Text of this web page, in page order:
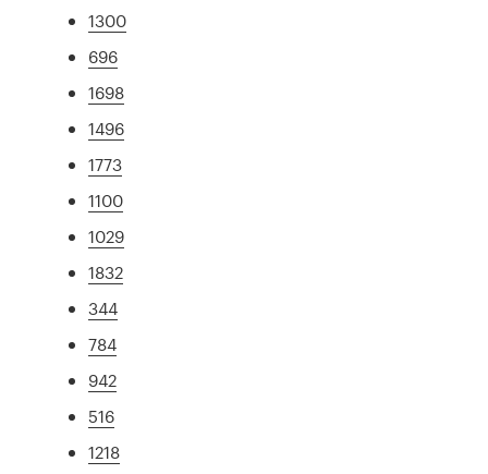
1300
696
1698
1496
1773
1100
1029
1832
344
784
942
516
1218